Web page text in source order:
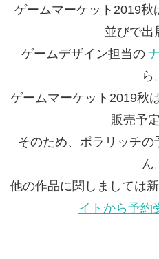
ゲームマーケット2019
並びで出
ゲームデザイン担当の
ら。
ゲームマーケット2019秋
販売予
そのため、ポラリッチ
ん。
他の作品に関しましては新
イトから予約